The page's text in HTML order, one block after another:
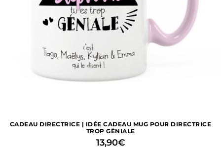
CADEAU DIRECTRICE | IDÉE CADEAU MUG POUR DIRECTRICE
TROP GÉNIALE
13,90€